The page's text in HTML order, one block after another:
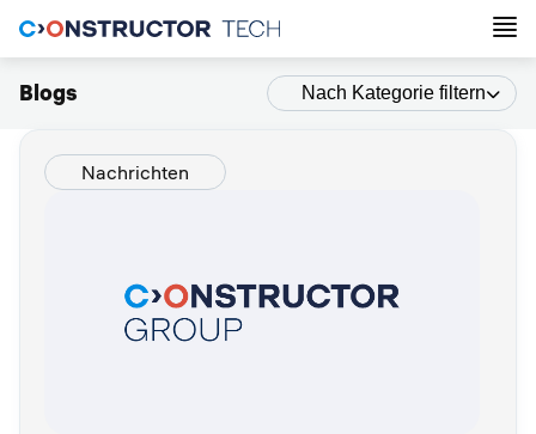
Blogs Nach Kategorie filtern
Nachrichten